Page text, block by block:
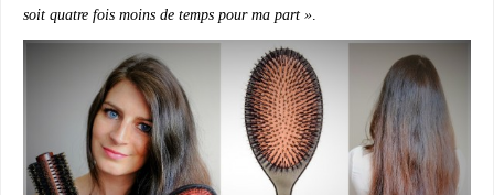
soit quatre fois moins de temps pour ma part ».